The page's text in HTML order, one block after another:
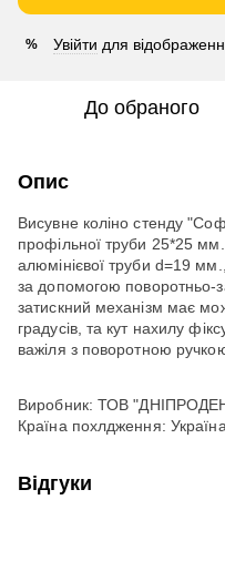
% Увійти для
До обраного
Опис
Висувне коліно стенду
профільної труби 25*25
алюмінієвої труби d=19
за допомогою поворотньо-
затискний механізм має
градусів, та кут нахилу
важіля з поворотною
Виробник: ТОВ
Країна похлдження: Україна.
Відгуки